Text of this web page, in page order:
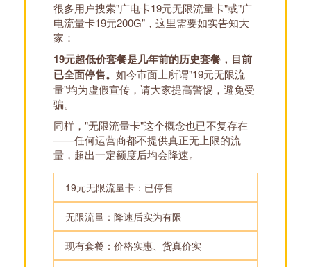
很多用户搜索"广电卡19元无限流量卡"或"广
电流量卡19元200G"，这里需要如实告知大
家：
19元超低价套餐是几年前的历史套餐，目前
已全面停售。 如今市面上所谓"19元无限流
量"均为虚假宣传，请大家提高警惕，避免受
骗。
同样，"无限流量卡"这个概念也已不复存在
——任何运营商都不提供真正无上限的流
量，超出一定额度后均会降速。
19元无限流量卡：已停售
无限流量：降速后实为有限
现有套餐：价格实惠、货真价实